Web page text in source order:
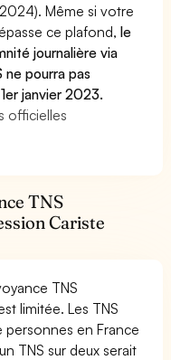
Même si votre
ce plafond,le
journalière via
pourra pas
janvier 2023.
officielles
TNS
Cariste
TNS
limitée. Les TNS
en France
TNS sur deux serait